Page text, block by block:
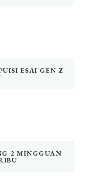
ESAI GEN Z
2 MINGGUAN